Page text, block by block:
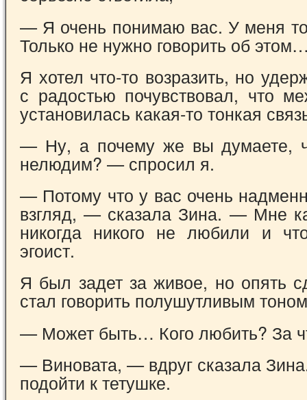
— Я очень понимаю вас. У меня
Только не нужно говорить об
Я хотел что-то возразить, но
с радостью почувствовал, что
установилась какая-то тонкая
— Ну, а почему же вы думаете,
нелюдим? — спросил я.
— Потому что у вас очень
взгляд, — сказала Зина. — Мне
никогда никого не любили и
эгоист.
Я был задет за живое, но опять
стал говорить полушутливым
— Может быть… Кого любить? За
— Виновата, — вдруг сказала
подойти к тетушке.